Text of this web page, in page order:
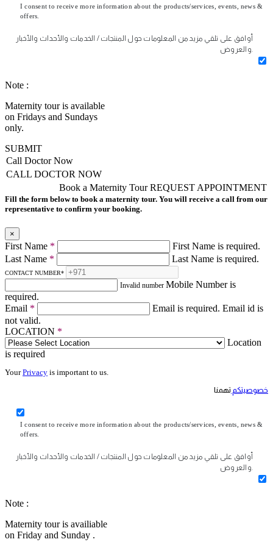
I consent to receive more information about the products/services, events, news &
offers.
أوافق على تلقي مزيد من المعلومات حول المنتجات / الخدمات والأحداث والأخبار
والعروض.
Note :
Maternity tour is available
on Fridays and Sundays
only.
SUBMIT
Call Doctor Now
CALL DOCTOR NOW
REQUEST APPOINTMENT
Book a Maternity Tour
Fill the form below to book a maternity tour. You will receive a call from our
representative to confirm your booking.
×
First Name *
First Name is required.
Last Name * Last Name is required.
CONTACT NUMBER*
Invalid number Mobile Number is
required.
Email * Email is required. Email id is
not valid.
LOCATION *
Location
is required
YourPrivacy is important to us.
خصوصيتكم تهمنا
I consent to receive more information about the products/services, events, news &
offers.
أوافق على تلقي مزيد من المعلومات حول المنتجات / الخدمات والأحداث والأخبار
والعروض.
Note :
Maternity tour is availiable
on Friday and Sunday .